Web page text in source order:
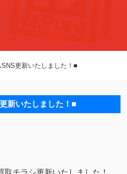
更新いたしました！■
新いたしました！■
取チラシ更新いたしました！